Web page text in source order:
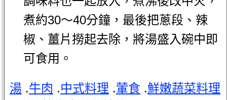
煮約30～40分鐘，最後把蔥段、辣
椒、薑片撈起去除，將湯盛入碗中即
可食用。
湯 .牛肉 .中式料理 .葷食 .鮮嫩蔬菜料理